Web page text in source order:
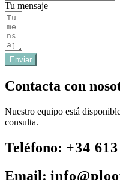
Tu mensaje
Enviar
Contacta con
Nuestro equipo está
consulta.
Teléfono: +34
Email: